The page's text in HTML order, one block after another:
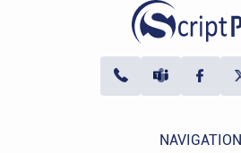
NAVIGATION